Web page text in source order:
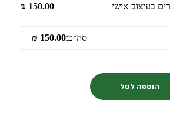
₪ 150.00
סה״כ: ₪ 150.00
הוספה לסל